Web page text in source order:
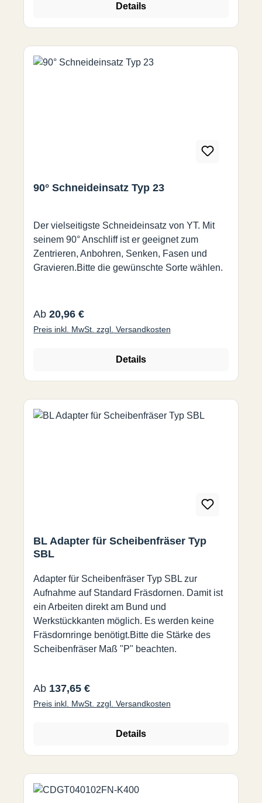
Details
90° Schneideinsatz Typ 23
Der vielseitigste Schneideinsatz von YT. Mit
seinem 90° Anschliff ist er geeignet zum
Zentrieren, Anbohren, Senken, Fasen und
Gravieren.Bitte die gewünschte Sorte wählen.
Regulärer Preis:
Ab 20,96 €
Preis inkl. MwSt. zzgl. Versandkosten
Details
BL Adapter für Scheibenfräser Typ
SBL
Adapter für Scheibenfräser Typ SBL zur
Aufnahme auf Standard Fräsdornen. Damit ist
ein Arbeiten direkt am Bund und
Werkstückkanten möglich. Es werden keine
Fräsdornringe benötigt.Bitte die Stärke des
Scheibenfräser Maß "P" beachten.
Regulärer Preis:
Ab 137,65 €
Preis inkl. MwSt. zzgl. Versandkosten
Details